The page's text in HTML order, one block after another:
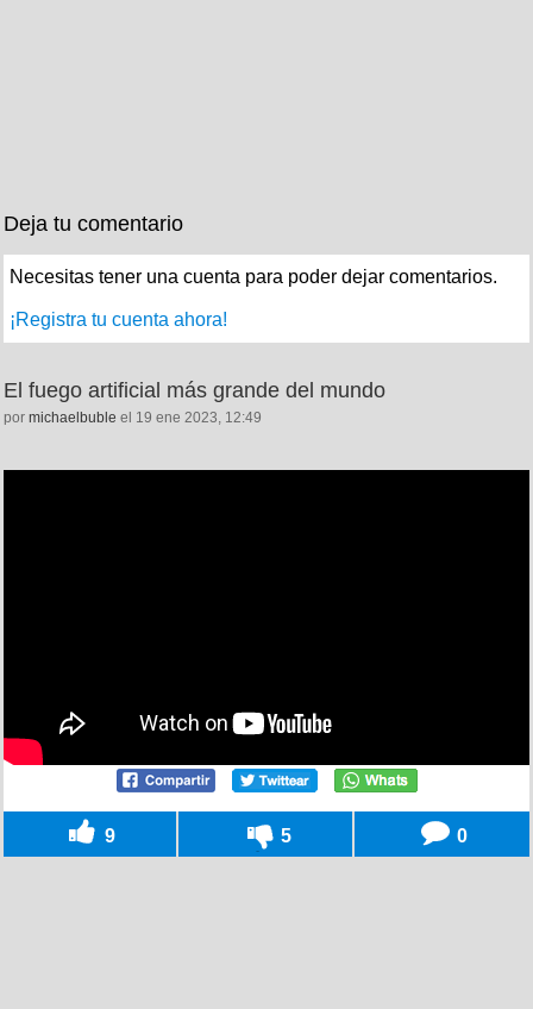
Deja tu comentario
Necesitas tener una cuenta para poder dejar comentarios.
¡Registra tu cuenta ahora!
El fuego artificial más grande del mundo
por michaelbuble el 19 ene 2023, 12:49
9 5 0